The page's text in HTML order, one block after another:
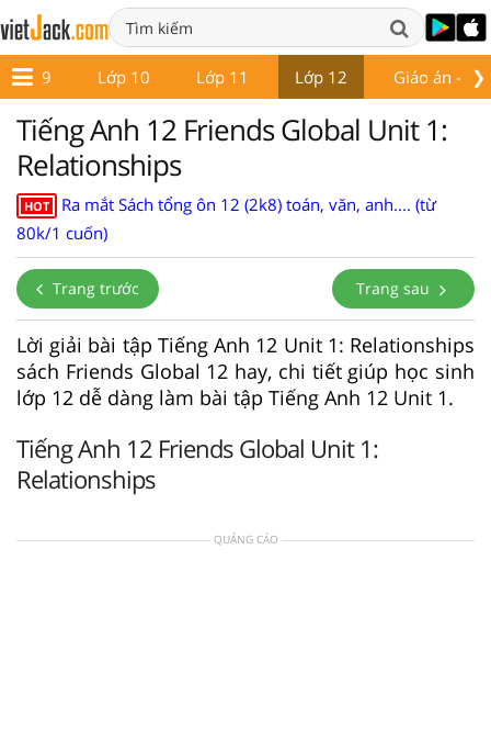
❯
Lớp 9 Lớp 10 Lớp 11 Lớp 12 Giáo án -
Tiếng Anh 12 Friends Global Unit 1:
Relationships
HOT
Ra mắt Sách tổng ôn 12 (2k8) toán, văn, anh.... (từ
80k/1 cuốn)
Trang trước Trang sau
Lời giải bài tập Tiếng Anh 12 Unit 1: Relationships
sách Friends Global 12 hay, chi tiết giúp học sinh
lớp 12 dễ dàng làm bài tập Tiếng Anh 12 Unit 1.
Tiếng Anh 12 Friends Global Unit 1:
Relationships
QUẢNG CÁO